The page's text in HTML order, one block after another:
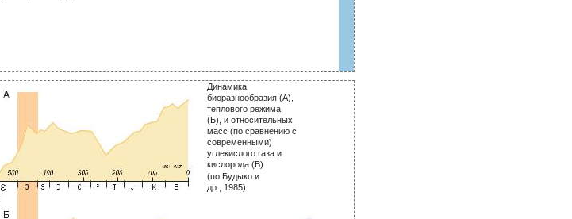
Динамика
биоразнообразия (А),
теплового режима
(Б), и относительных
масс (по сравнению с
современными)
углекислого газа и
кислорода (В)
(по Будыко и
др., 1985)